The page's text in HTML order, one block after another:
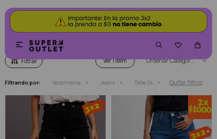


Ver Categoría
Filtrando por: Vestimenta Jeans Talle 24 Quitar filtros